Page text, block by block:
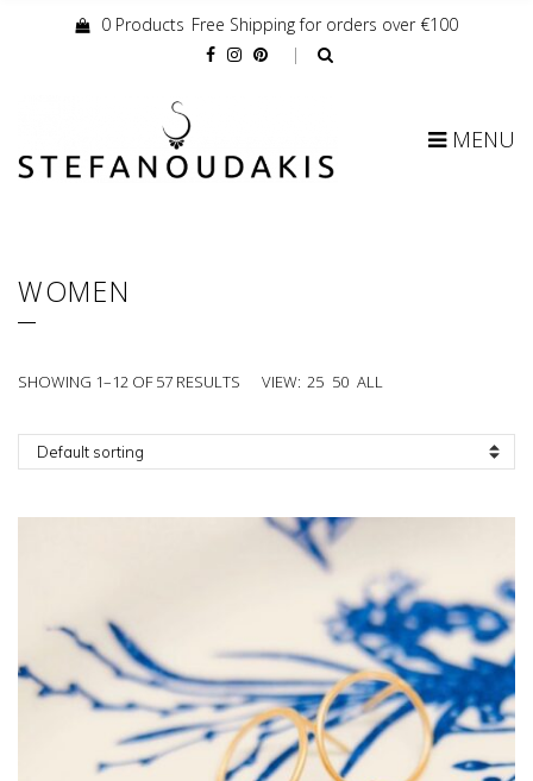
Cart:
0 Products Free Shipping for orders over €100
MENU
WOMEN
SHOWING 1–12 OF 57 RESULTS VIEW: 25 50 ALL